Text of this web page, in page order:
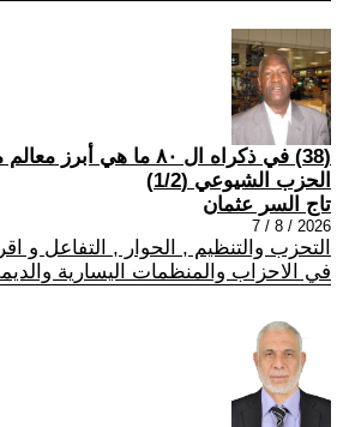
(38) في ذكراه ال ٨٠ ما هي أبرز
الحزب الشيوعي (1/2)
تاج السر عثمان
2026 / 8 / 7
التحزب والتنظيم , الحوار , التفاعل و
في الاحزاب والمنظمات اليسارية